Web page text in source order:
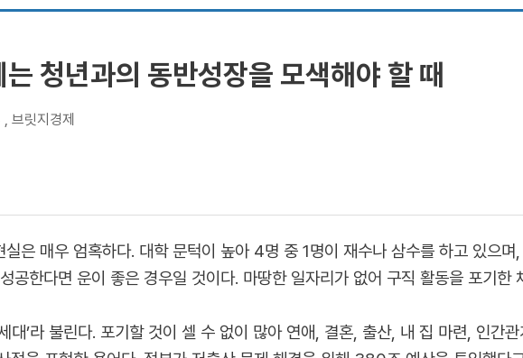
청년과의 동반성장을 모색해야 할 때
, 브릿지경제
실은 매우 엄혹하다. 대학 문턱이 높아 4명 중 1명이 재수나 삼수를 하고 있으
공한다면 운이 좋은 경우일 것이다. 마땅한 일자리가 없어 구직 활동을 포기
대’라 불린다. 포기할 것이 셀 수 없이 많아 연애, 결혼, 출산, 내 집 마련, 인간